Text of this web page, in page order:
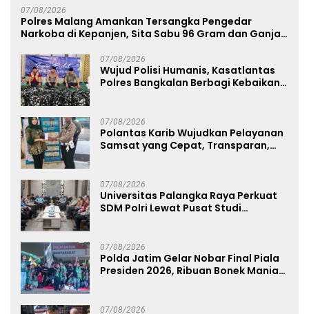
07/08/2026
Polres Malang Amankan Tersangka Pengedar
Narkoba di Kepanjen, Sita Sabu 96 Gram dan Ganja
07/08/2026
Wujud Polisi Humanis, Kasatlantas
Polres Bangkalan Berbagi Kebaikan
07/08/2026
Polantas Karib Wujudkan Pelayanan
Samsat yang Cepat, Transparan,
07/08/2026
Universitas Palangka Raya Perkuat
SDM Polri Lewat Pusat Studi
07/08/2026
Polda Jatim Gelar Nobar Final Piala
Presiden 2026, Ribuan Bonek Mania
07/08/2026